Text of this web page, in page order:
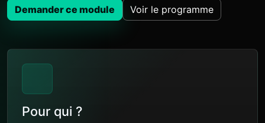
Demander ce module Voir le programme
Pour qui ?